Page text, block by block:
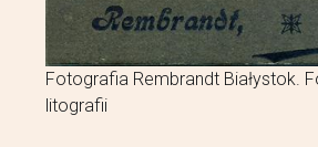
Fotografia Rembrandt Białystok.
litografii